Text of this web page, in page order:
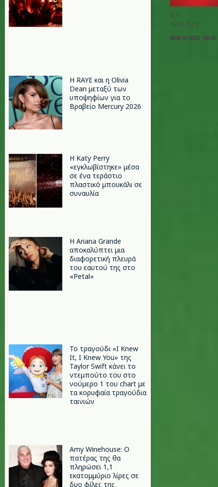
Η RAYE και η Olivia
Dean μεταξύ των
υποψηφίων για το
Βραβείο Mercury 2026
H Katy Perry
«εγκλωβίστηκε» μέσα
σε ένα τεράστιο
πλαστικό μπουκάλι σε
συναυλία
Η Ariana Grande
αποκαλύπτει μια
διαφορετική πλευρά
του εαυτού της στο
«Petal»
Το τραγούδι «I Knew
It, I Knew You» της
Taylor Swift κάνει το
ντεμπούτο του στο
νούμερο 1 του chart με
τα κορυφαία τραγούδια
ταινιών
Amy Winehouse: Ο
πατέρας της θα
πληρώσει 1,1
εκατομμύριο λίρες σε
δυο φίλες της
BY
KISS 929
MAR 12 2025 - 00:10